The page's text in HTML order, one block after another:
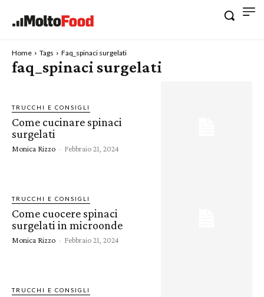
Home Tags Faq_spinaci surgelati
faq_spinaci surgelati
TRUCCHI E CONSIGLI
Come cucinare spinaci
surgelati
Monica Rizzo - Febbraio 21, 2024
TRUCCHI E CONSIGLI
Come cuocere spinaci
surgelati in microonde
Monica Rizzo - Febbraio 21, 2024
TRUCCHI E CONSIGLI